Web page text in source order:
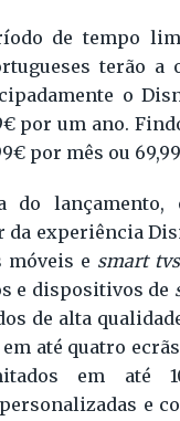
de tempo
terão a
o
por um ano.
por mês ou
lançamento,
da experiência
móveis e smart tvs
e dispositivos de
de alta
até quatro
em até
e